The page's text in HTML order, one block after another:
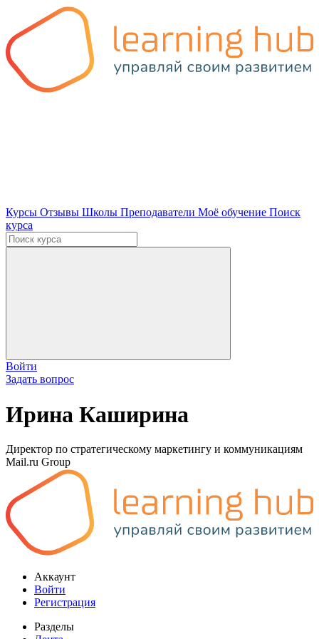
Курсы Отзывы Школы Преподаватели Моё обучение Поиск
курса
Войти
Задать вопрос
Ирина Каширина
Директор по стратегическому маркетингу и коммуникациям
Mail.ru Group
Аккаунт
Войти
Регистрация
Разделы